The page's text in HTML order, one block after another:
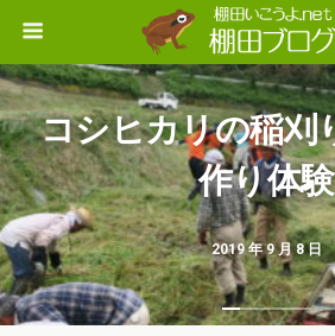
2019 年 9 月 8 日
コシヒカリの稲刈
作り体験